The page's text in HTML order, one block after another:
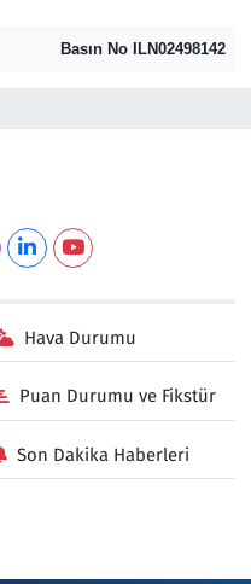
Basın No ILN02498142
Hava Durumu
Puan Durumu ve Fikstür
Son Dakika Haberleri